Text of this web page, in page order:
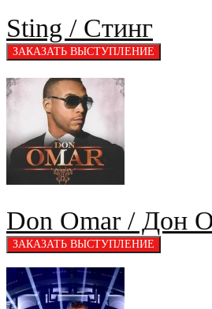
Sting / Стинг
Don Omar / Дон